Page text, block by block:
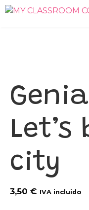
Saltar
Let’s
city
3,50 € IVA incluido